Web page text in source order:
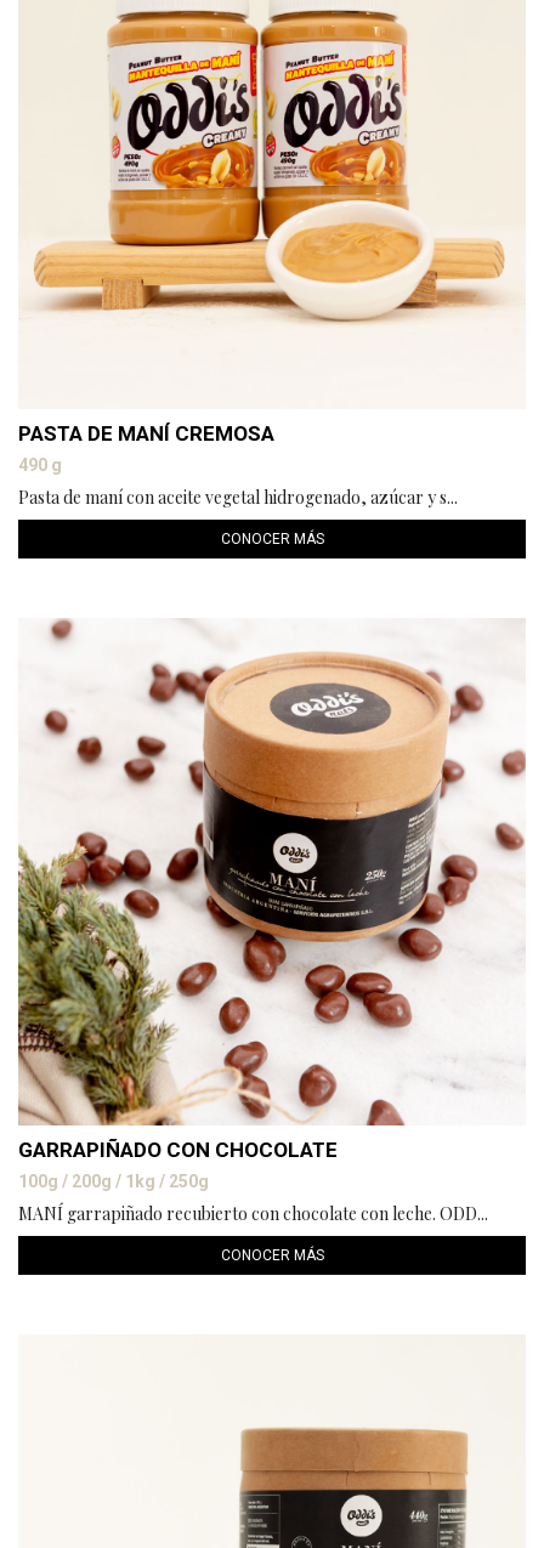
PASTA DE MANÍ CREMOSA
490 g
Pasta de maní con aceite vegetal hidrogenado, azúcar y s...
CONOCER MÁS
GARRAPIÑADO CON CHOCOLATE
100g / 200g / 1kg / 250g
MANÍ garrapiñado recubierto con chocolate con leche. ODD...
CONOCER MÁS